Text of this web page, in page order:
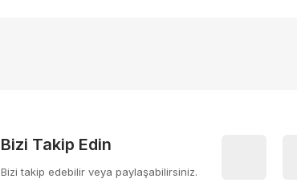
Bizi Takip Edin
Bizi takip edebilir veya paylaşabilirsiniz.